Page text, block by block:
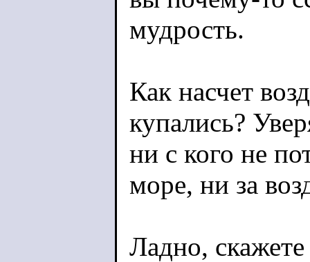
мудрость.
Как насчет
купались?
ни с кого не
море, ни за
Ладно,